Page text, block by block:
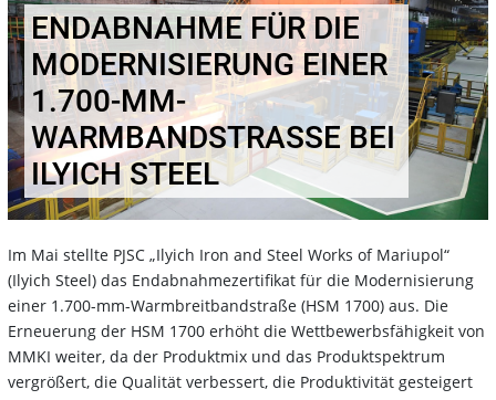
ENDABNAHME FÜR DIE
MODERNISIERUNG EINER
1.700-MM-
WARMBANDSTRASSE BEI I
LYICH STEEL
Im Mai stellte PJSC „Ilyich Iron and Steel Works of Mariupol“
(Ilyich Steel) das Endabnahmezertifikat für die Modernisierung
einer 1.700-mm-Warmbreitbandstraße (HSM 1700) aus. Die
Erneuerung der HSM 1700 erhöht die Wettbewerbsfähigkeit von
MMKI weiter, da der Produktmix und das Produktspektrum
vergrößert, die Qualität verbessert, die Produktivität gesteigert